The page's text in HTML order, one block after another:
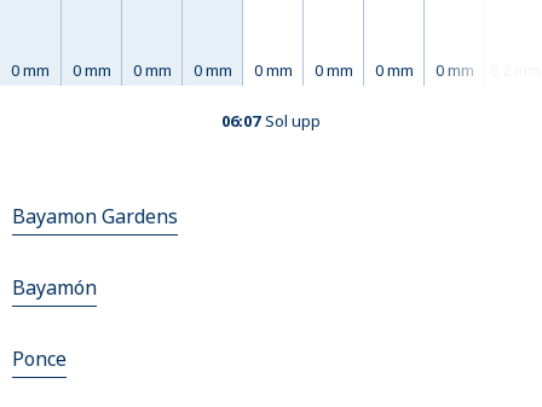
0 mm 0 mm 0 mm 0 mm 0 mm 0 mm 0 mm 0 mm
06:07 Sol upp
Bayamon Gardens
Bayamón
Ponce